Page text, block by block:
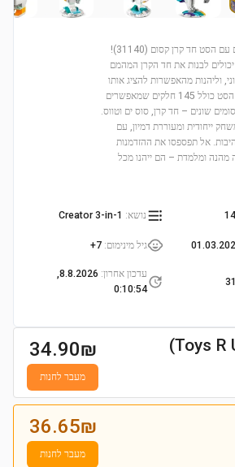
בואו לגלות את הקסם עם הסט חד קרן קסום (31140)!
7 ומעלה יכולים לבנות את חד הקרן המהמם
וליהנות מהאפשרות להציג אותו
בשתי עמדות שונות. הסט כולל 145 חלקים שמאפשרים
קסומים שונים – חד קרן, סוס ים וטווס.
ייחודית ומעוררת דמיון, עם
אל תפספסו את ההזדמנות
מהנה ומלמדת – הם ייהנו מכל
נושא:
Creator 3-in-1
גיל מינימום:
7+
עדכון אחרון:
8.8.2026,
0:10:54
34.90₪
מעבר לחנות
36.65₪
מעבר לחנות